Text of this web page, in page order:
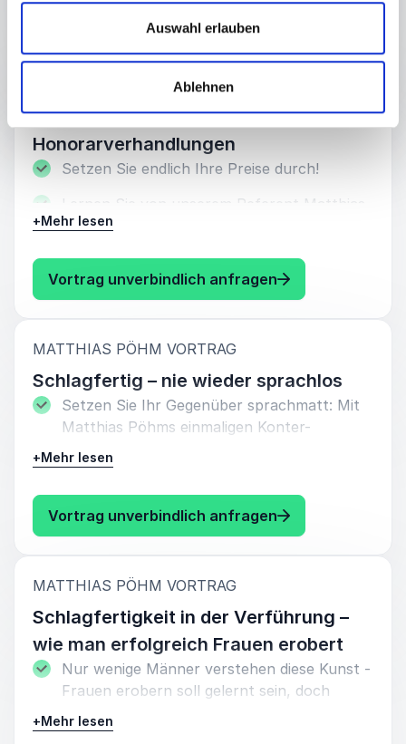
Auswahl erlauben
Ablehnen
anzusprechen und werden Sie durch die
richtige Dramaturgie zum Meinungsführer.
MATTHIAS PÖHM VORTRAG
Schlagfertigkeit in
Honorarverhandlungen
Setzen Sie endlich Ihre Preise durch!
Lernen Sie von unserem Referent Matthias
Pöhm, wie Sie die Diskussionen ums
+Mehr lesen
Vortrag unverbindlich anfragen: Matthias Pöhm
MATTHIAS PÖHM VORTRAG
Schlagfertig – nie wieder sprachlos
Setzen Sie Ihr Gegenüber sprachmatt: Mit
Matthias Pöhms einmaligen Konter-
Techniken verwandeln Sie Kritik ins positive
und haben stets die passende Antwort auf
den Lippen!
So wirkt jede Antwort von Ihnen eloquent
+Mehr lesen
Vortrag unverbindlich anfragen: Matthias Pöhm
MATTHIAS PÖHM VORTRAG
Schlagfertigkeit in der Verführung –
wie man erfolgreich Frauen erobert
Nur wenige Männer verstehen diese Kunst -
Frauen erobern soll gelernt sein, doch
Referent Matthias Pöhm hilft Männern auf
die Sprünge.
+Mehr lesen